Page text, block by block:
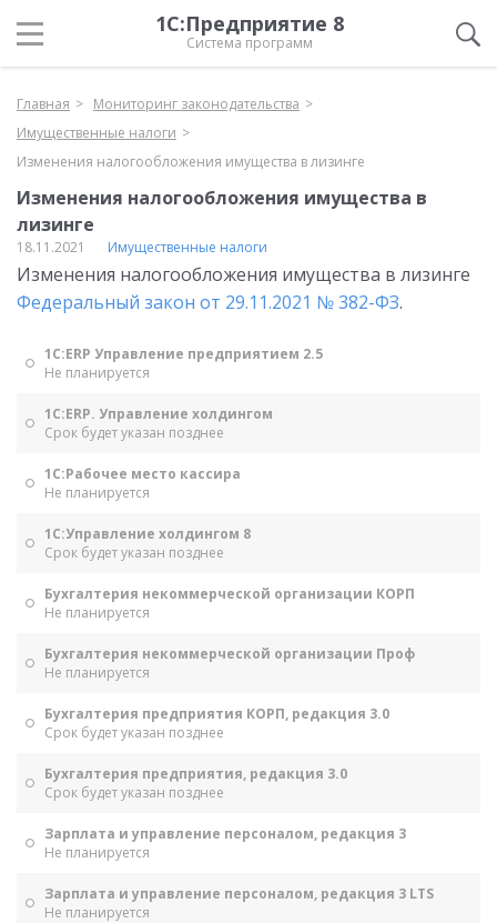
1С:Предприятие 8
Система программ
Главная
Мониторинг законодательства
Имущественные налоги
Изменения налогообложения имущества в лизинге
Изменения налогообложения имущества в
лизинге
18.11.2021 Имущественные налоги
Изменения налогообложения имущества в лизинге
Федеральный закон от 29.11.2021 № 382-ФЗ.
1С:ERP Управление предприятием 2.5
Не планируется
1С:ERP. Управление холдингом
Срок будет указан позднее
1С:Рабочее место кассира
Не планируется
1С:Управление холдингом 8
Срок будет указан позднее
Бухгалтерия некоммерческой организации КОРП
Не планируется
Бухгалтерия некоммерческой организации Проф
Не планируется
Бухгалтерия предприятия КОРП, редакция 3.0
Срок будет указан позднее
Бухгалтерия предприятия, редакция 3.0
Срок будет указан позднее
Зарплата и управление персоналом, редакция 3
Не планируется
Зарплата и управление персоналом, редакция 3 LTS
Не планируется